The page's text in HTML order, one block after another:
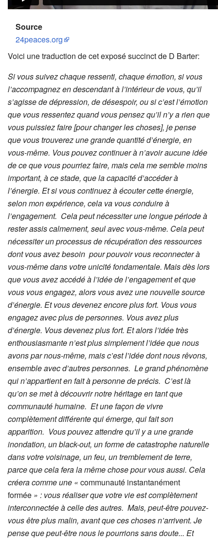
Source
24peaces.org
Voici une traduction de cet exposé succinct de D Barter:
Si vous suivez chaque ressenti, chaque émotion, si vous
l’accompagnez en descendant à l’intérieur de vous, qu’il
s’agisse de dépression, de désespoir, ou si c’est l’émotion
que vous ressentez quand vous pensez qu’il n’y a rien que
vous puissiez faire [pour changer les choses], je pense
que vous trouverez une grande quantité d’énergie, en
vous-même. Vous pouvez continuer à n’avoir aucune idée
de ce que vous pourriez faire, mais cela me semble moins
important, à ce stade, que la capacité d’accéder à
l’énergie. Et si vous continuez à écouter cette énergie,
selon mon expérience, cela va vous conduire à
l’engagement. Cela peut nécessiter une longue période à
rester assis calmement, seul avec vous-même. Cela peut
nécessiter un processus de récupération des ressources
dont vous avez besoin pour pouvoir vous reconnecter à
vous-même dans votre unicité fondamentale. Mais dès lors
que vous avez accédé à l’idée de l’engagement et que
vous vous engagez, alors vous avez une nouvelle source
d’énergie. Et vous devenez encore plus fort. Vous vous
engagez avec plus de personnes. Vous avez plus
d’énergie. Vous devenez plus fort. Et alors l’idée très
enthousiasmante n’est plus simplement l’idée que nous
avons par nous-même, mais c’est l’idée dont nous rêvons,
ensemble avec d’autres personnes. Le grand phénomène
qui n’appartient en fait à personne de précis. C’est là
qu’on se met à découvrir notre héritage en tant que
communauté humaine. Et une façon de vivre
complètement différente qui émerge, qui fait son
apparition. Vous pouvez attendre qu’il y a une grande
inondation, un black-out, un forme de catastrophe naturelle
dans votre voisinage, un feu, un tremblement de terre,
parce que cela fera la même chose pour vous aussi. Cela
créera comme une « communauté instantanément
formée » : vous réaliser que votre vie est complètement
interconnectée à celle des autres. Mais, peut-être pouvez-
vous être plus malin, avant que ces choses n’arrivent. Je
pense que peut-être nous le pourrions sans doute... Et